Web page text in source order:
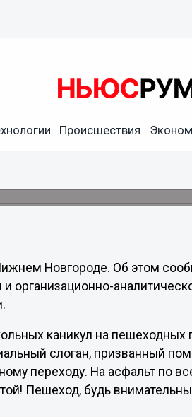
Происшествия
24 мая в
Новгороде. Об этом
организационно-
каникул на пешеходных
слоган, призванный
переходу. На асфальт по
Пешеход, будь